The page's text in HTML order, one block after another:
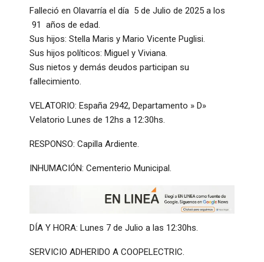
Falleció en Olavarría el día 5 de Julio de 2025 a los
91 años de edad.
Sus hijos: Stella Maris y Mario Vicente Puglisi.
Sus hijos políticos: Miguel y Viviana.
Sus nietos y demás deudos participan su
fallecimiento.
VELATORIO: España 2942, Departamento » D»
Velatorio Lunes de 12hs a 12:30hs.
RESPONSO: Capilla Ardiente.
INHUMACIÓN: Cementerio Municipal.
DÍA Y HORA: Lunes 7 de Julio a las 12:30hs.
SERVICIO ADHERIDO A COOPELECTRIC.